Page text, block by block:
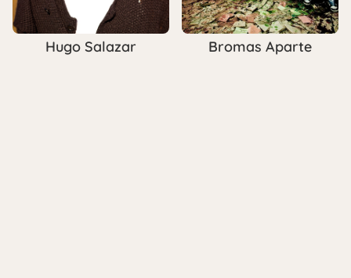
Hugo Salazar Bromas Aparte